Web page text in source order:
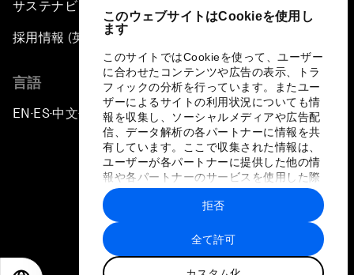
このウェブサイトはCookieを使用し
ます
このサイトではCookieを使って、ユーザー
に合わせたコンテンツや広告の表示、トラ
フィックの分析を行っています。またユー
ザーによるサイトの利用状況についても情
報を収集し、ソーシャルメディアや広告配
信、データ解析の各パートナーに情報を共
有しています。ここで収集された情報は、
ユーザーが各パートナーに提供した他の情
報や各パートナーのサービスを使用した際
に収集された情報と組み合わされ、各パー
トナーによって使用されることがありま
す。
全て許可
拒否
サステナビリティへの取り組み
採用情報 (英語のみ)
言語
EN ▪ES▪中文▪ 日本語
プライバシーポリシーと利用規約
サイトマップ